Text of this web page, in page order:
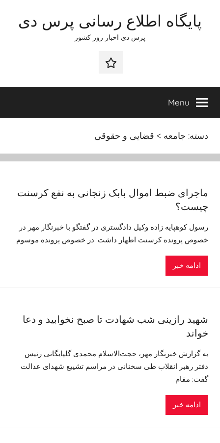
content
پایگاه اطلاع رسانی پرس دی
پرس دی اخبار روز کشور
صفحه
Menu
دسته: جامعه > قضایی و حقوقی
ماجرای ضبط اموال بابک زنجانی به نفع کرسنت
چیست؟
رسول کوهپایه زاده وکیل دادگستری در گفتگو با خبرنگار مهر در
خصوص پرونده کرسنت اظهار داشت: در خصوص پرونده موسوم
ادامه خبر
شهید رازینی شب شهادت تا صبح نخوابید و دعا
خواند
به گزارش خبرنگار مهر، حجت‌الاسلام محمدی گلپایگانی رئیس
دفتر رهبر انقلاب طی سخنانی در مراسم تشییع شهدای عدالت
گفت: مقام
ادامه خبر